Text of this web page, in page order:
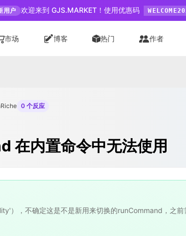
用户 欢迎来到 GJS.MARKET！使用优惠码
市场 博客 热门 作者
0 个反应
内置命令中无法使用
），不确定这是不是新用来切换的runCommand，之前